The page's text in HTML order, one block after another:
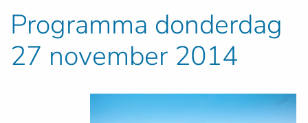
Programma donderdag
27 november 2014